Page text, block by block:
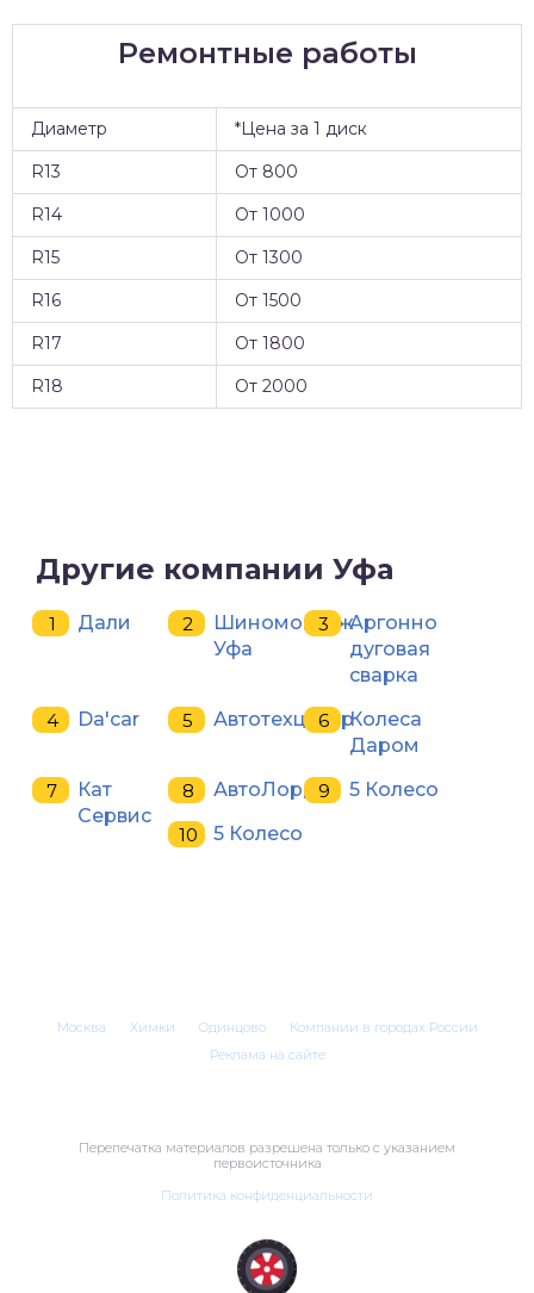
Ремонтные работы
Диаметр
*Цена за 1 диск
R13
От 800
R14
От 1000
R15
От 1300
R16
От 1500
R17
От 1800
R18
От 2000
Другие компании Уфа
Дали
Шиномонтаж
Уфа
Аргонно
дуговая
сварка
Da'car
АвтотехцентрКолеса
Даром
Кат
Сервис
АвтоЛорд
5 Колесо
5 Колесо
Москва Химки Одинцово
Компании в городах России
Реклама на сайте
Перепечатка материалов разрешена только с указанием
первоисточника
Политика конфиденциальности